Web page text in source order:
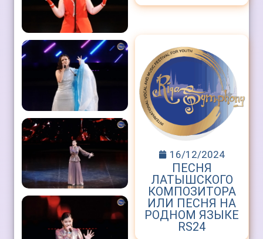
16/12/2024
ПЕСНЯ
ЛАТЫШСКОГО
КОМПОЗИТОРА
ИЛИ ПЕСНЯ НА
РОДНОМ ЯЗЫКЕ
RS24